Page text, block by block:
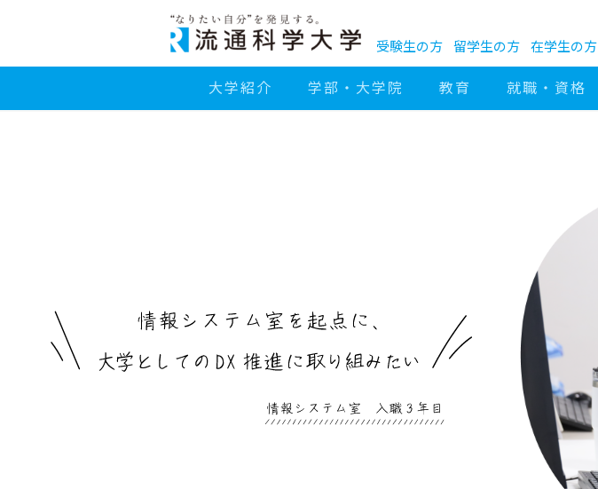
へ
受験生の方 留学生の方 在学生の方
大学紹介 学部・大学院 教育 就職・資格